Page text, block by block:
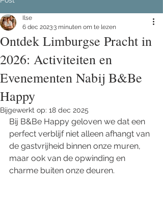
Ontdek Limburgse Pracht in
2026: Activiteiten en
Evenementen Nabij B&Be
Happy
Ilse
6 dec 20233 minuten om te lezen
Bijgewerkt op: 18 dec 2025
Bij B&Be Happy geloven we dat een
perfect verblijf niet alleen afhangt van
de gastvrijheid binnen onze muren,
maar ook van de opwinding en
charme buiten onze deuren.